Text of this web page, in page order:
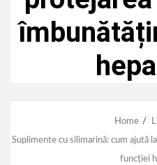
Home
Suplimente cu silimarină: cum ajută
funcției